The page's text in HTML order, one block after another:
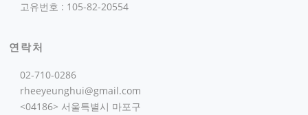
고유번호 : 105-82-20554
연락처
02-710-0286
rheeyeunghui@gmail.com
<04186> 서울특별시 마포구